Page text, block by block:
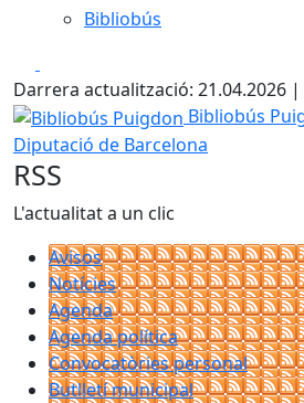
Bibliobús
Darrera actualització: 21.04.2026 |
Bibliobús Puigdon
Bibliobús
Diputació de Barcelona
RSS
L'actualitat a un clic
Avisos
Notícies
Agenda
Agenda política
Convocatòries personal
Butlletí municipal